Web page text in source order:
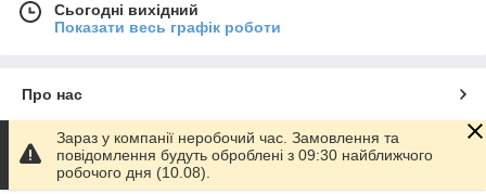
Сьогодні вихідний
Показати весь графік роботи
Про нас
Контакти
Зараз у компанії неробочий час. Замовлення та
повідомлення будуть оброблені з 09:30 найближчого
робочого дня (10.08).